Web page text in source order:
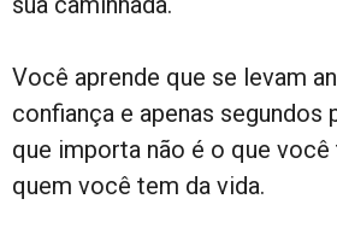
Você aprende que se levam
confiança e apenas segundos
que importa não é o que você
quem você tem da vida.